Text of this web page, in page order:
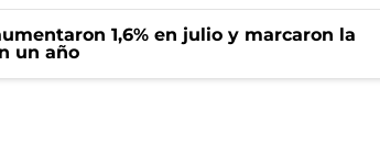
1,6% en julio y marcaron la
un año